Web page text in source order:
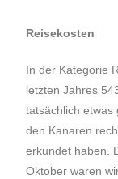
Reisekosten
In der Kategorie
letzten Jahres
tatsächlich etwas
den Kanaren
erkundet haben.
Oktober waren